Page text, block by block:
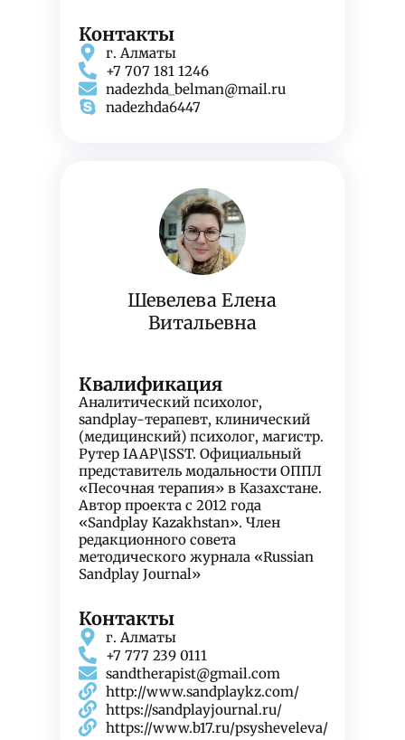
Контакты
г. Алматы
+7 707 181 1246
nadezhda_belman@mail.ru
nadezhda6447
Шевелева Елена
Витальевна
Квалификация
Аналитический психолог,
sandplay-терапевт, клинический
(медицинский) психолог, магистр.
Рутер IAAP\ISST. Официальный
представитель модальности ОППЛ
«Песочная терапия» в Казахстане.
Автор проекта с 2012 года
«Sandplay Kazakhstan». Член
редакционного совета
методического журнала «Russian
Sandplay Journal»
Контакты
г. Алматы
+7 777 239 0111
sandtherapist@gmail.com
http://www.sandplaykz.com/
https://sandplayjournal.ru/
https://www.b17.ru/psysheveleva/